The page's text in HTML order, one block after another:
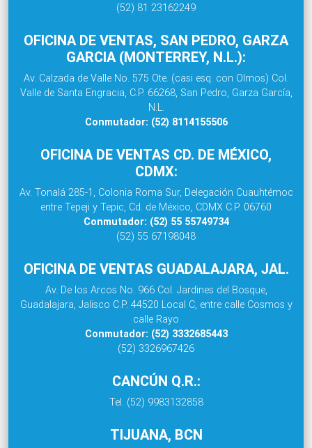
(52) 81 23162249
OFICINA DE VENTAS, SAN PEDRO, GARZA
GARCIA (MONTERREY, N.L.):
Av. Calzada de Valle No. 575 Ote. (casi esq. con Olmos) Col.
Valle de Santa Engracia, C.P. 66268, San Pedro, Garza García,
N.L.
Conmutador: (52) 8114155506
OFICINA DE VENTAS CD. DE MÉXICO,
CDMX:
Av. Tonalá 285-1, Colonia Roma Sur, Delegación Cuauhtémoc
entre Tepeji y Tepic, Cd. de México, CDMX C.P. 06760
Conmutador: (52) 55 55749734
(52) 55 67198048
OFICINA DE VENTAS GUADALAJARA, JAL.
Av. De los Arcos No. 966 Col. Jardines del Bosque,
Guadalajara, Jalisco C.P. 44520 Local C, entre calle Cosmos y
calle Rayo
Conmutador: (52) 3332685443
(52) 3326967426
CANCÚN Q.R.:
Tel. (52) 9983132858
TIJUANA, BCN